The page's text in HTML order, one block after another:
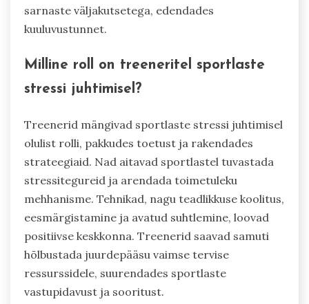
sarnaste väljakutsetega, edendades
kuuluvustunnet.
Milline roll on treeneritel sportlaste
stressi juhtimisel?
Treenerid mängivad sportlaste stressi juhtimisel
olulist rolli, pakkudes toetust ja rakendades
strateegiaid. Nad aitavad sportlastel tuvastada
stressitegureid ja arendada toimetuleku
mehhanisme. Tehnikad, nagu teadlikkuse koolitus,
eesmärgistamine ja avatud suhtlemine, loovad
positiivse keskkonna. Treenerid saavad samuti
hõlbustada juurdepääsu vaimse tervise
ressurssidele, suurendades sportlaste
vastupidavust ja sooritust.